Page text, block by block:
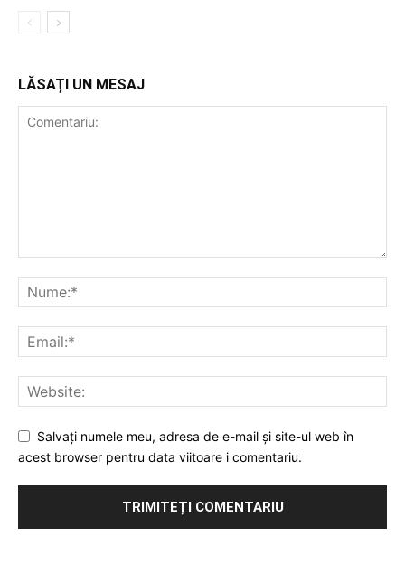
LĂSAȚI UN MESAJ
Salvați numele meu, adresa de e-mail și site-ul web în
acest browser pentru data viitoare i comentariu.